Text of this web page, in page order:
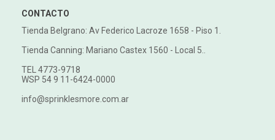
CONTACTO
Tienda Belgrano: Av Federico Lacroze 1658 - Piso 1.
Tienda Canning: Mariano Castex 1560 - Local 5..
TEL 4773-9718
WSP 54 9 11-6424-0000
info@sprinklesmore.com.ar